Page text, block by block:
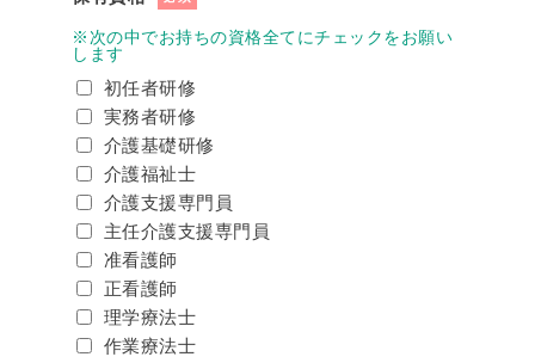
※次の中でお持ちの資格全てにチェックをお願い
します
初任者研修
実務者研修
介護基礎研修
介護福祉士
介護支援専門員
主任介護支援専門員
准看護師
正看護師
理学療法士
作業療法士